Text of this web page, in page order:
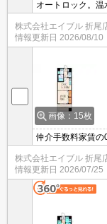
オートロック。温
m。インターネッ
株式会社エイブル 折尾
情報更新日 2026/08/10
画像：15枚
仲介手数料家賃の
洗浄便座付き。
株式会社エイブル 折尾
情報更新日 2026/07/25